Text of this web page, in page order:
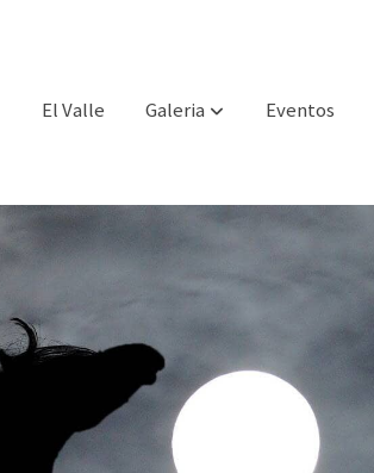
El Valle Galeria Eventos